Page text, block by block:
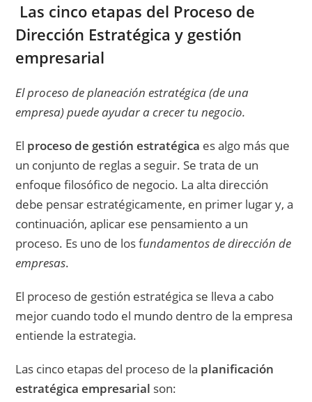
Las cinco etapas del Proceso de
Dirección Estratégica y gestión
empresarial
El proceso de planeación estratégica (de una
empresa) puede ayudar a crecer tu negocio.
El proceso de gestión estratégica es algo más que
un conjunto de reglas a seguir. Se trata de un
enfoque filosófico de negocio. La alta dirección
debe pensar estratégicamente, en primer lugar y, a
continuación, aplicar ese pensamiento a un
proceso. Es uno de los fundamentos de dirección de
empresas.
El proceso de gestión estratégica se lleva a cabo
mejor cuando todo el mundo dentro de la empresa
entiende la estrategia.
Las cinco etapas del proceso de la planificación
estratégica empresarial son: